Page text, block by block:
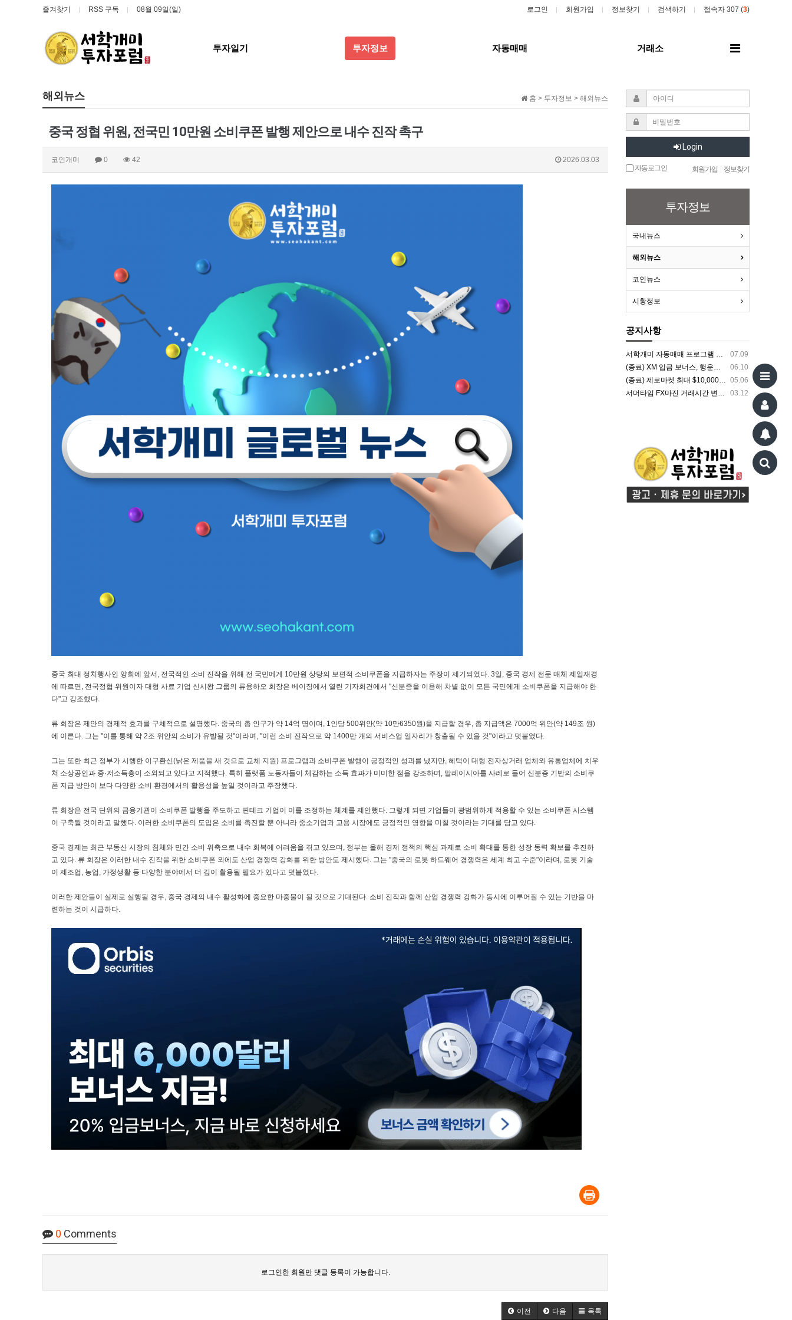
즐겨찾기 RSS 구독 08월 09일(일) 로그인 회원가입 정보찾기 검색하기 접속자 307 (3)
투자일기 투자정보 자동매매 거래소
전
홈 > 투자정보 > 해외뉴스
해외뉴스
중국 정협 위원, 전국민 10만원 소비쿠폰 발행 제안으로 내수 진작 촉구
코인개미 0 42 2026.03.03
중국 최대 정치행사인 양회에 앞서, 전국적인 소비 진작을 위해 전 국민에게 10만원 상당의 보편적 소비쿠폰을 지급하자는 주장이 제기되었다. 3일, 중국 경제 전문 매체 제일재경
에 따르면, 전국정협 위원이자 대형 사료 기업 신시왕 그룹의 류융하오 회장은 베이징에서 열린 기자회견에서 "신분증을 이용해 차별 없이 모든 국민에게 소비쿠폰을 지급해야 한
다"고 강조했다.
류 회장은 제안의 경제적 효과를 구체적으로 설명했다. 중국의 총 인구가 약 14억 명이며, 1인당 500위안(약 10만6350원)을 지급할 경우, 총 지급액은 7000억 위안(약 149조 원)
에 이른다. 그는 "이를 통해 약 2조 위안의 소비가 유발될 것"이라며, "이런 소비 진작으로 약 1400만 개의 서비스업 일자리가 창출될 수 있을 것"이라고 덧붙였다.
그는 또한 최근 정부가 시행한 이구환신(낡은 제품을 새 것으로 교체 지원) 프로그램과 소비쿠폰 발행이 긍정적인 성과를 냈지만, 혜택이 대형 전자상거래 업체와 유통업체에 치우
쳐 소상공인과 중·저소득층이 소외되고 있다고 지적했다. 특히 플랫폼 노동자들이 체감하는 소득 효과가 미미한 점을 강조하며, 말레이시아를 사례로 들어 신분증 기반의 소비쿠
폰 지급 방안이 보다 다양한 소비 환경에서의 활용성을 높일 것이라고 주장했다.
류 회장은 전국 단위의 금융기관이 소비쿠폰 발행을 주도하고 핀테크 기업이 이를 조정하는 체계를 제안했다. 그렇게 되면 기업들이 광범위하게 적용할 수 있는 소비쿠폰 시스템
이 구축될 것이라고 말했다. 이러한 소비쿠폰의 도입은 소비를 촉진할 뿐 아니라 중소기업과 고용 시장에도 긍정적인 영향을 미칠 것이라는 기대를 담고 있다.
중국 경제는 최근 부동산 시장의 침체와 민간 소비 위축으로 내수 회복에 어려움을 겪고 있으며, 정부는 올해 경제 정책의 핵심 과제로 소비 확대를 통한 성장 동력 확보를 추진하
고 있다. 류 회장은 이러한 내수 진작을 위한 소비쿠폰 외에도 산업 경쟁력 강화를 위한 방안도 제시했다. 그는 "중국의 로봇 하드웨어 경쟁력은 세계 최고 수준"이라며, 로봇 기술
이 제조업, 농업, 가정생활 등 다양한 분야에서 더 깊이 활용될 필요가 있다고 덧붙였다.
이러한 제안들이 실제로 실행될 경우, 중국 경제의 내수 활성화에 중요한 마중물이 될 것으로 기대된다. 소비 진작과 함께 산업 경쟁력 강화가 동시에 이루어질 수 있는 기반을 마
련하는 것이 시급하다.
0 Comments
로그인한 회원만 댓글 등록이 가능합니다.
이전 다음 목록
Login
자동로그인 회원가입 정보찾기
투자정보
국내뉴스
해외뉴스
코인뉴스
시황정보
공지사항
07.09
서학개미 자동매매 프로그램 투자 서비스 시작
06.10
(종료) XM 입금 보너스, 행운권 추첨 $8000 상금 지급 이벤트
05.06
(종료) 제로마켓 최대 $10,000 보너스 지급 이벤트 | FX마진 해외거래소 ZEROMARKETS
03.12
서머타임 FX마진 거래시간 변경 안내